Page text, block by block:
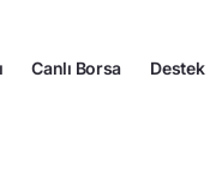
Canlı Borsa Destek